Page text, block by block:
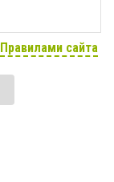
Правилами сайта